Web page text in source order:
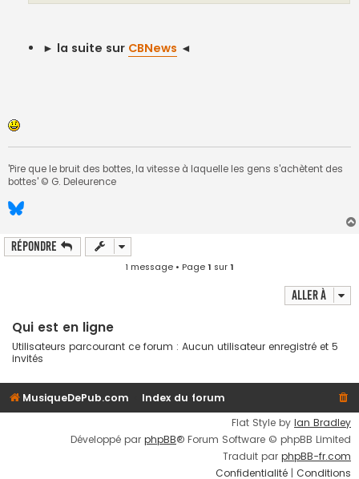
► la suite sur CBNews ◄
'Pire que le bruit des bottes, la vitesse à laquelle les gens s'achètent des
bottes' © G. Deleurence
Répondre
1 message • Page1 sur1
Aller à
Qui est en ligne
Utilisateurs parcourant ce forum : Aucun utilisateur enregistré et 5
invités
MusiqueDePub.com
Index du forum
Flat Style by Ian Bradley
Développé par phpBB® Forum Software © phpBB Limited
Traduit par phpBB-fr.com
Confidentialité | Conditions